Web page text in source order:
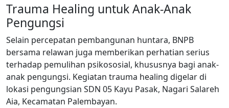
Trauma Healing untuk Anak-Anak
Pengungsi
Selain percepatan pembangunan huntara, BNPB
bersama relawan juga memberikan perhatian serius
terhadap pemulihan psikososial, khususnya bagi anak-
anak pengungsi. Kegiatan trauma healing digelar di
lokasi pengungsian SDN 05 Kayu Pasak, Nagari Salareh
Aia, Kecamatan Palembayan.